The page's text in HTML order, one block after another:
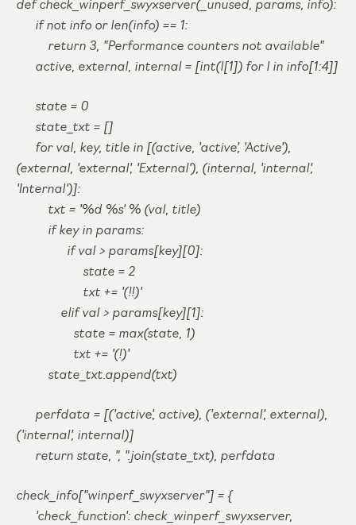
def check_winperf_swyxserver(_unused, params, info):
if not info or len(info) == 1:
return 3, "Performance counters not available"
active, external, internal = [int(l[1]) for l in info[1:4]]
state = 0
state_txt = []
for val, key, title in [(active, 'active', 'Active'),
(external, 'external', 'External'), (internal, 'internal',
'Internal')]:
txt = '%d %s' % (val, title)
if key in params:
if val > params[key][0]:
state = 2
txt += '(!!)'
elif val > params[key][1]:
state = max(state, 1)
txt += '(!)'
state_txt.append(txt)
perfdata = [('active', active), ('external', external),
('internal', internal)]
return state, ", ".join(state_txt), perfdata
check_info["winperf_swyxserver"] = {
'check_function': check_winperf_swyxserver,